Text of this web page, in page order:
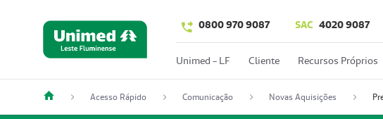
0800 970 9087 SAC 4020 9087
Unimed - LF Cliente Recursos Próprios
Acesso Rápido Comunicação Novas Aquisições